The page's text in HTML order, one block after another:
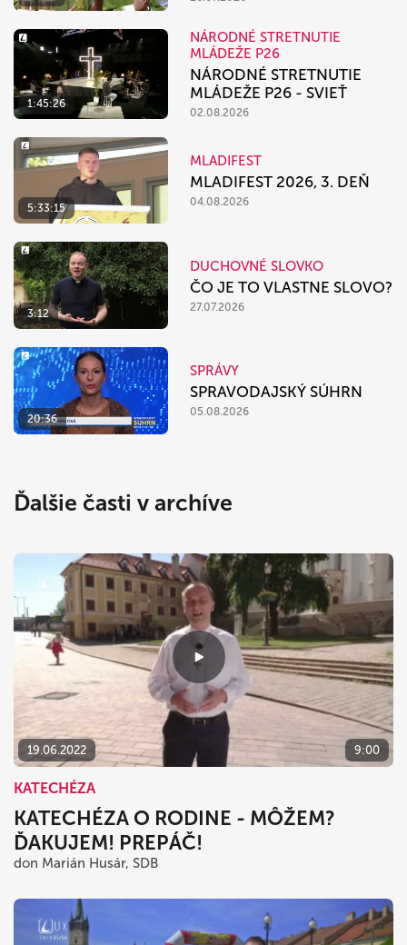
1:45:26
NÁRODNÉ STRETNUTIE
MLÁDEŽE P26
NÁRODNÉ STRETNUTIE
MLÁDEŽE P26 - SVIEŤ
02.08.2026
5:33:15
MLADIFEST
MLADIFEST 2026, 3. DEŇ
04.08.2026
3:12
DUCHOVNÉ SLOVKO
ČO JE TO VLASTNE SLOVO?
27.07.2026
20:36
SPRÁVY
SPRAVODAJSKÝ SÚHRN
05.08.2026
Ďalšie časti v archíve
19.06.2022 9:00
KATECHÉZA
KATECHÉZA O RODINE - MÔŽEM?
ĎAKUJEM! PREPÁČ!
don Marián Husár, SDB